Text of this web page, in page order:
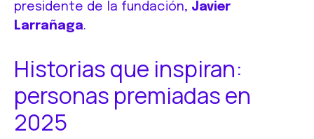
presidente de la fundación, Javier
Larrañaga.
Historias que inspiran:
personas premiadas en
2025